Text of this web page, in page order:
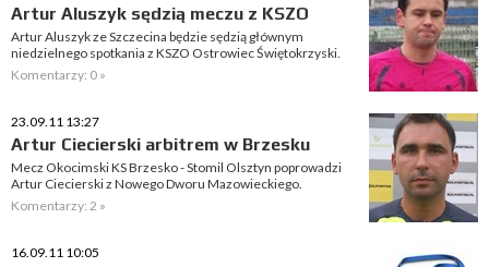
Artur Aluszyk sędzią meczu z KSZO
Artur Aluszyk ze Szczecina będzie sędzią głównym
niedzielnego spotkania z KSZO Ostrowiec Świętokrzyski.
Komentarzy: 0 »
23.09.11 13:27
Artur Ciecierski arbitrem w Brzesku
Mecz Okocimski KS Brzesko - Stomil Olsztyn poprowadzi
Artur Ciecierski z Nowego Dworu Mazowieckiego.
Komentarzy: 2 »
16.09.11 10:05